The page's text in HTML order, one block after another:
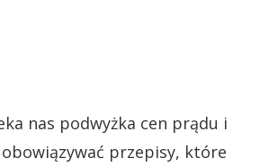
nas podwyżka cen prądu i
przepisy, które